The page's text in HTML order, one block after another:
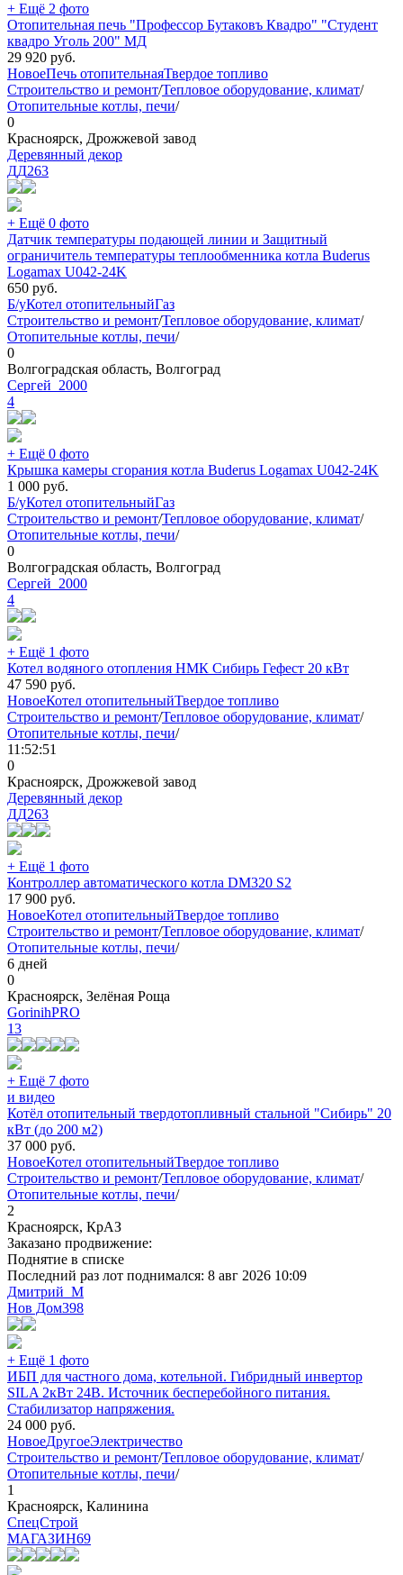
+ Ещё 2 фото
Отопительная печь "Профессор Бутаковъ Квадро" "Студент
квадро Уголь 200" МД
29 920 руб.
НовоеПечь отопительнаяТвердое топливо
Строительство и ремонт/Тепловое оборудование, климат/
Отопительные котлы, печи/
0
Красноярск, Дрожжевой завод
Деревянный декор
ДД263
+ Ещё 0 фото
Датчик температуры подающей линии и Защитный
ограничитель температуры теплообменника котла Buderus
Logamax U042-24K
650 руб.
Б/уКотел отопительныйГаз
Строительство и ремонт/Тепловое оборудование, климат/
Отопительные котлы, печи/
0
Волгоградская область, Волгоград
Сергей_2000
4
+ Ещё 0 фото
Крышка камеры сгорания котла Buderus Logamax U042-24K
1 000 руб.
Б/уКотел отопительныйГаз
Строительство и ремонт/Тепловое оборудование, климат/
Отопительные котлы, печи/
0
Волгоградская область, Волгоград
Сергей_2000
4
+ Ещё 1 фото
Котел водяного отопления НМК Сибирь Гефест 20 кВт
47 590 руб.
НовоеКотел отопительныйТвердое топливо
Строительство и ремонт/Тепловое оборудование, климат/
Отопительные котлы, печи/
11:52:51
0
Красноярск, Дрожжевой завод
Деревянный декор
ДД263
+ Ещё 1 фото
Контроллер автоматического котла DM320 S2
17 900 руб.
НовоеКотел отопительныйТвердое топливо
Строительство и ремонт/Тепловое оборудование, климат/
Отопительные котлы, печи/
6 дней
0
Красноярск, Зелёная Роща
GorinihPRO
13
+ Ещё 7 фото
и видео
Котёл отопительный твердотопливный стальной "Сибирь" 20
кВт (до 200 м2)
37 000 руб.
НовоеКотел отопительныйТвердое топливо
Строительство и ремонт/Тепловое оборудование, климат/
Отопительные котлы, печи/
2
Красноярск, КрАЗ
Заказано продвижение:
Поднятие в списке
Последний раз лот поднимался: 8 авг 2026 10:09
Дмитрий_М
Нов Дом398
+ Ещё 1 фото
ИБП для частного дома, котельной. Гибридный инвертор
SILA 2кВт 24В. Источник бесперебойного питания.
Стабилизатор напряжения.
24 000 руб.
НовоеДругоеЭлектричество
Строительство и ремонт/Тепловое оборудование, климат/
Отопительные котлы, печи/
1
Красноярск, Калинина
СпецСтрой
МАГАЗИН69